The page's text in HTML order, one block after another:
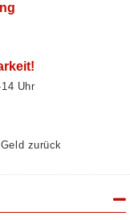
Uhr
zurück